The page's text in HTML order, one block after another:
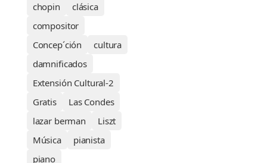
chopin
clásica
compositor
Concep´ción
cultura
damnificados
Extensión Cultural-2
Gratis
Las Condes
lazar berman
Liszt
Música
pianista
piano